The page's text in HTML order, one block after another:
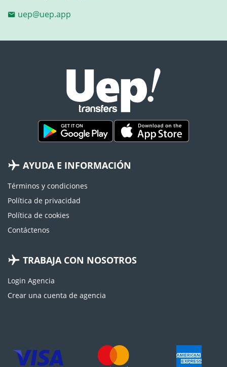
uep@uep.app
AYUDA E INFORMACIÓN
Términos y condiciones
Política de privacidad
Política de cookies
Contáctenos
TRABAJA CON NOSOTROS
Login Agencia
Crear una cuenta de agencia